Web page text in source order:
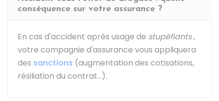
conséquence sur votre assurance ?
En cas d'accident après usage de stupéfiants,
votre compagnie d'assurance vous appliquera
des sanctions (augmentation des cotisations,
résiliation du contrat…).